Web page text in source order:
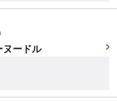
ードル